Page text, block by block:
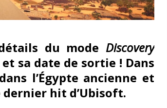
du mode Discovery
sa date de sortie ! Dans
l’Égypte ancienne et
hit d’Ubisoft.